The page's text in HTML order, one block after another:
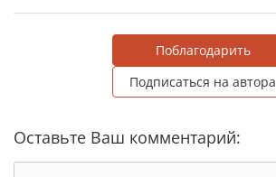
Поблагодарить
Подписаться на автора
Оставьте Ваш комментарий: